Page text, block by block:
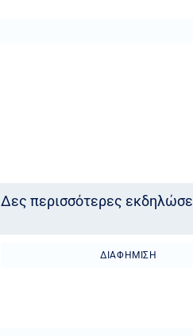
Δες περισσότερες
ΔΙΑΦΉΜΙΣΗ